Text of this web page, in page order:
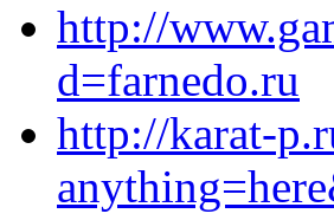
http://
d=farnedo.ru
http://karat-